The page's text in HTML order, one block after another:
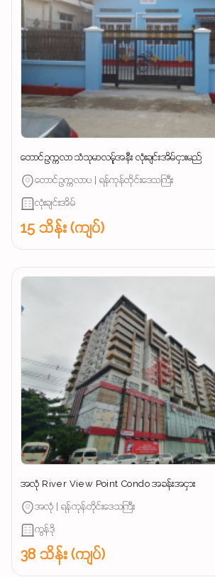
တောင်ဥက္ကလာ သံသုမာလမ်ူအနီး လုံးချင်းအိမ်ငှားမည်
တောင်ဥက္ကလာပ | ရန်ကုန်တိုင်းဒေသကြီး
လုံးချင်းအိမ်
15 သိန်း (ကျပ်)
အလုံ River View Point Condo အခန်းအငှား
အလုံ | ရန်ကုန်တိုင်းဒေသကြီး
ကွန်ဒို
38 သိန်း (ကျပ်)